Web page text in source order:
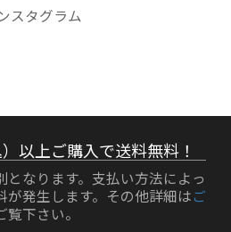
スタグラム
以上ご購入で送料無料！
となります。支払い方法によっ
が発生します。その他詳細はご
覧下さい。